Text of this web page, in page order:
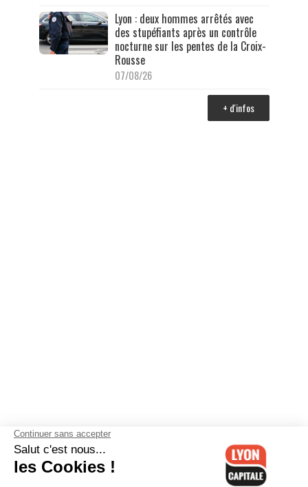
Lyon : deux hommes arrêtés avec
des stupéfiants après un contrôle
nocturne sur les pentes de la Croix-
Rousse
07/08/26
+ d'infos